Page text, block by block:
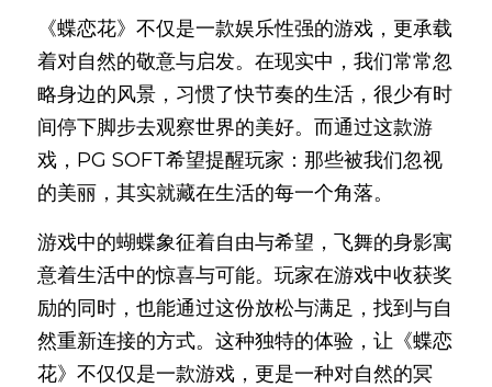
《蝶恋花》不仅是一款娱乐性强的游戏，更承载
着对自然的敬意与启发。在现实中，我们常常忽
略身边的风景，习惯了快节奏的生活，很少有时
间停下脚步去观察世界的美好。而通过这款游
戏，PG SOFT希望提醒玩家：那些被我们忽视
的美丽，其实就藏在生活的每一个角落。
游戏中的蝴蝶象征着自由与希望，飞舞的身影寓
意着生活中的惊喜与可能。玩家在游戏中收获奖
励的同时，也能通过这份放松与满足，找到与自
然重新连接的方式。这种独特的体验，让《蝶恋
花》不仅仅是一款游戏，更是一种对自然的冥